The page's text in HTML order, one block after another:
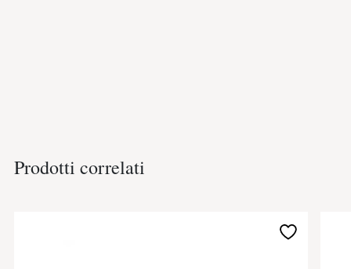
Prodotti correlati
Aggiungi